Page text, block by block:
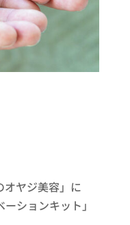
オヤジ美容」に
ションキット」